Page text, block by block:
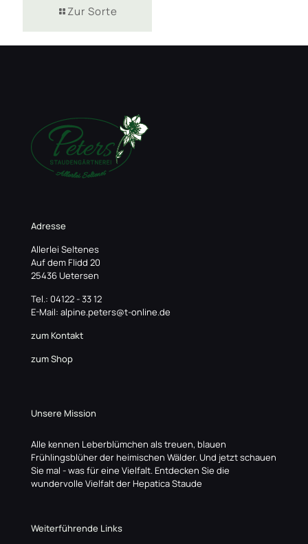
Zur Sorte
Adresse
Allerlei Seltenes
Auf dem Flidd 20
25436 Uetersen
Tel.: 04122 - 33 12
E-Mail: alpine.peters@t-online.de
zum Kontakt
zum Shop
Unsere Mission
Alle kennen Leberblümchen als treuen, blauen
Frühlingsblüher der heimischen Wälder. Und jetzt schauen
Sie mal - was für eine Vielfalt. Entdecken Sie die
wundervolle Vielfalt der Hepatica Staude
Weiterführende Links